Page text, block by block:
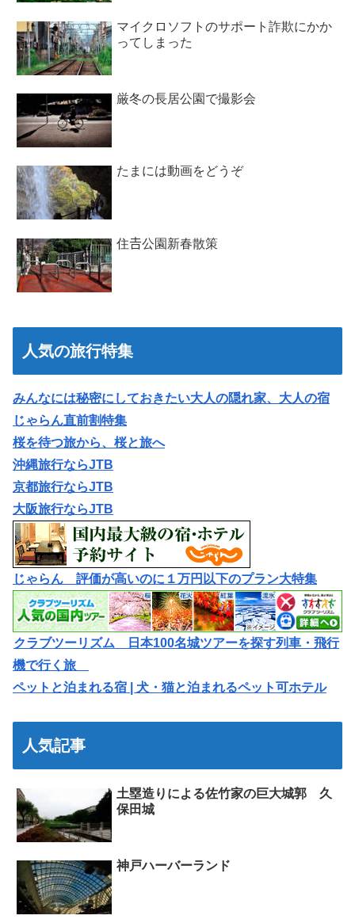
マイクロソフトのサポート詐欺にかか
ってしまった
厳冬の長居公園で撮影会
たまには動画をどうぞ
住𠮷公園新春散策
人気の旅行特集
みんなには秘密にしておきたい大人の隠れ家、大人の宿
じゃらん直前割特集
桜を待つ旅から、桜と旅へ
沖縄旅行ならJTB
京都旅行ならJTB
大阪旅行ならJTB
じゃらん 評価が高いのに１万円以下のプラン大特集
クラブツーリズム 日本100名城ツアーを探す列車・飛行
機で行く旅
ペットと泊まれる宿 | 犬・猫と泊まれるペット可ホテル
人気記事
土塁造りによる佐竹家の巨大城郭 久
保田城
神戸ハーバーランド